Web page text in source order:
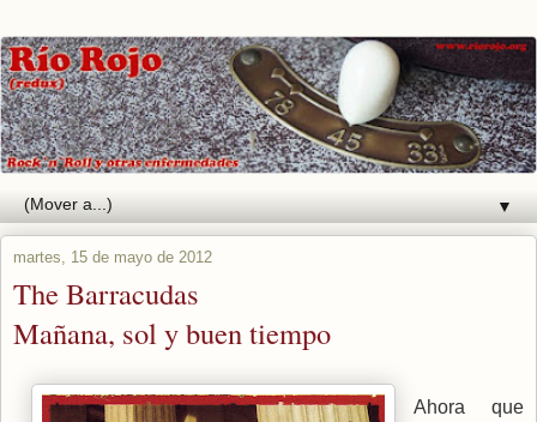
▼
martes, 15 de mayo de 2012
The Barracudas
Mañana, sol y buen tiempo
Ahora que